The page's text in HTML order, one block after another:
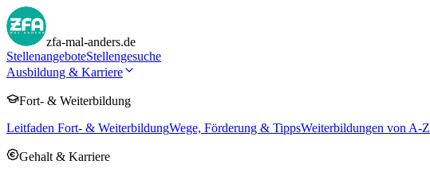
zfa-mal-anders.de
StellenangeboteStellengesuche
Ausbildung & Karriere
Fort- & Weiterbildung
Leitfaden Fort- & WeiterbildungWege, Förderung & TippsWeiterbildungen von A-Z
Gehalt & Karriere